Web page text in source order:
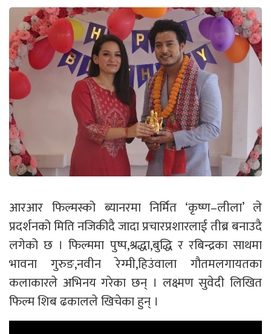
आरआर फिल्मस्को ब्यानरमा निर्मित ‘कृष्ण–लीला’ ले
प्रदर्शनको मिति नजिकीदै जादा प्रचारप्रशारलाई तीब्र बनाउदै
लगेको छ । फिल्ममा पुष्प,श्रद्धा,बुद्धि र रबिन्द्रका साथमा
भावना गुरुङ,नवीन रेग्मी,हिउंवाला गौतमलगायतका
कलाकारले अभिनय गरेका छन् । लक्ष्मण सुवेदी लिखित
फिल्म शिब ढकालले खिचेका हुन् ।